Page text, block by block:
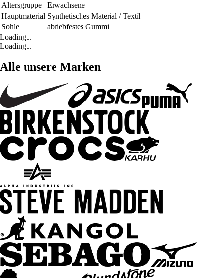
Altersgruppe
Erwachsene
Hauptmaterial Synthetisches Material / Textil
Sohle
abriebfestes Gummi
Loading...
Loading...
Alle unsere Marken